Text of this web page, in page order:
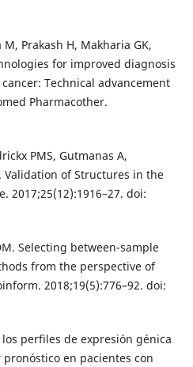
Prakash H, Makharia GK,
for improved diagnosis
Technical advancement
Pharmacother.
PMS, Gutmanas A,
Validation of Structures in the
2017;25(12):1916–27. doi:
Selecting between-sample
from the perspective of
2018;19(5):776–92. doi:
perfiles de expresión génica
en pacientes con